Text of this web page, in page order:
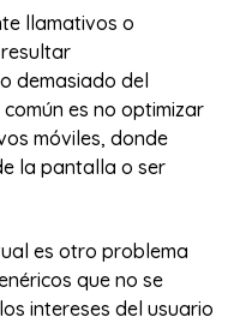
llamativos o
demasiado del
es no optimizar
móviles, donde
la pantalla o ser
es otro problema
que no se
intereses del usuario